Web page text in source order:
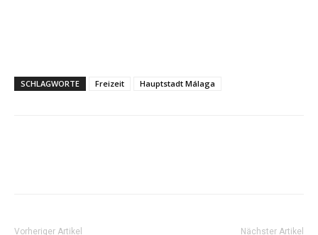
SCHLAGWORTE Freizeit Hauptstadt Málaga
Vorheriger Artikel Nächster Artikel